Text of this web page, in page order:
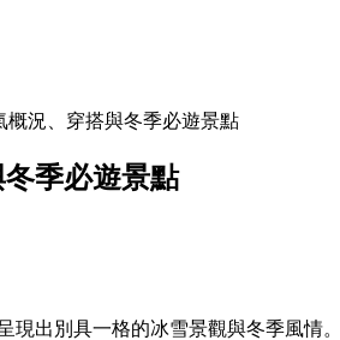
概況、穿搭與冬季必遊景點
季必遊景點
出別具一格的冰雪景觀與冬季風